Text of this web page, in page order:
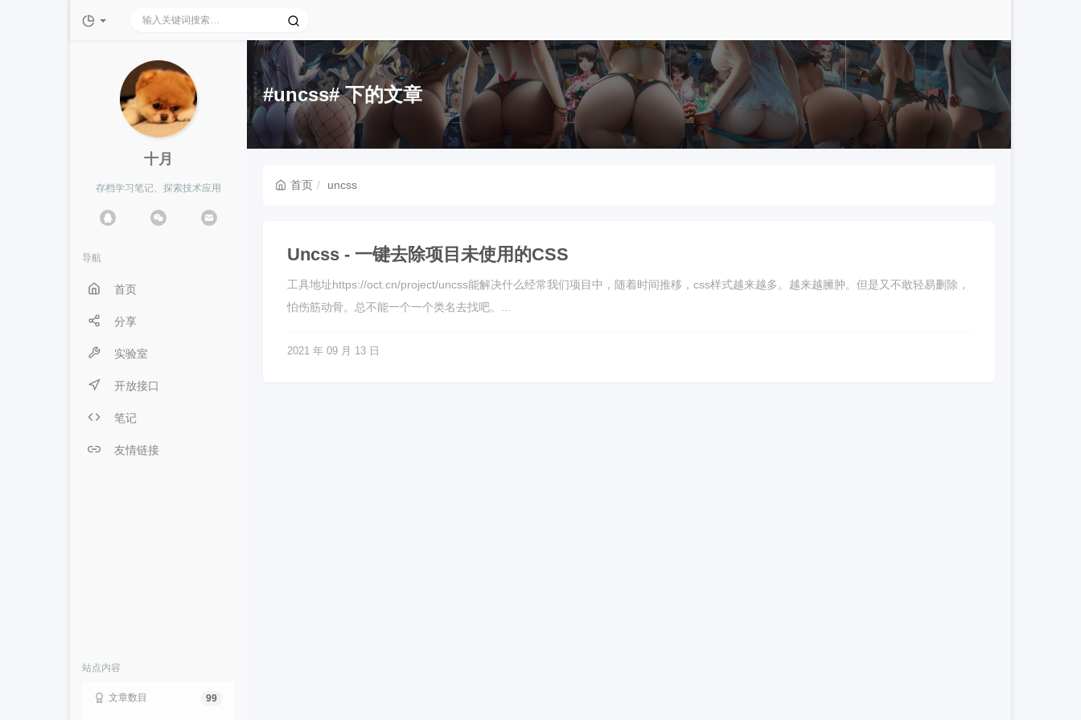
十月 Oct.cn
十月
存档学习笔记、探索技术应用
导航
首页
分享
实验室
开放接口
笔记
友情链接
站点内容
99
文章数目
#uncss# 下的文章
首页 uncss
Uncss - 一键去除项目未使用的CSS
工具地址https://oct.cn/project/uncss能解决什么经常我们项目中，随着时间推移，css样式越来越多。越来越臃肿。但是又不敢轻易删除，
怕伤筋动骨。总不能一个一个类名去找吧。...
2021 年 09 月 13 日